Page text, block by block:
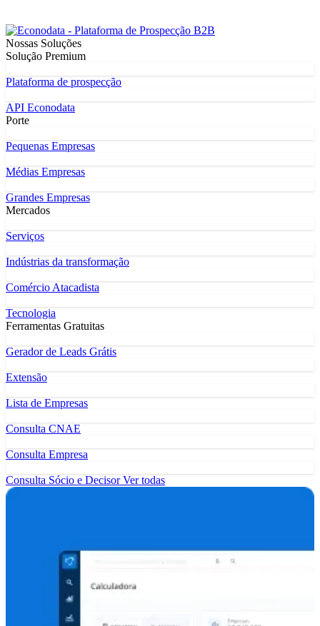
Nossas Soluções
Solução Premium
Plataforma de prospecção
API Econodata
Porte
Pequenas Empresas
Médias Empresas
Grandes Empresas
Mercados
Serviços
Indústrias da transformação
Comércio Atacadista
Tecnologia
Ferramentas Gratuitas
Gerador de Leads Grátis
Extensão
Lista de Empresas
Consulta CNAE
Consulta Empresa
Consulta Sócio e DecisorVer todas